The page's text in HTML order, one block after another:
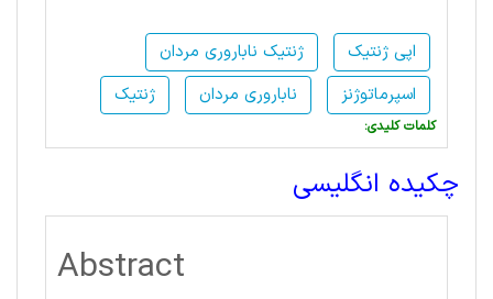
ژنتیک ناباروری مردان
اپی ژنتیک
ژنتیک
ناباروری مردان اسپرماتوژنز
:کلمات کلیدی
چکیده انگلیسی
Abstract